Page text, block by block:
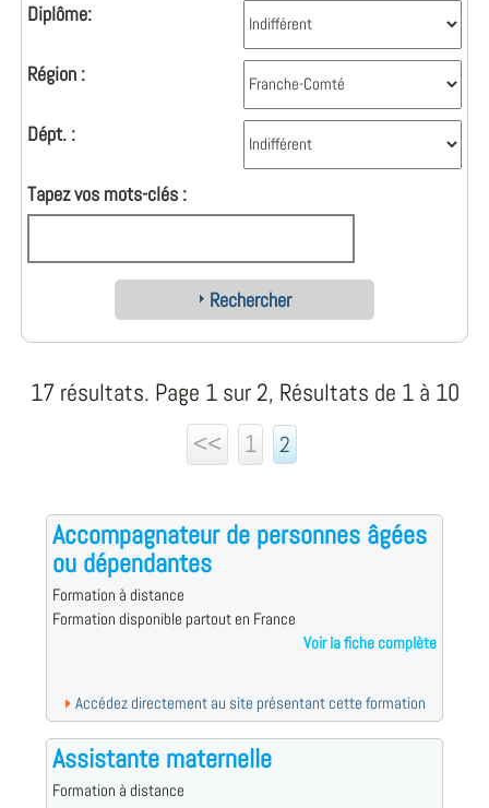
Diplôme:
Région :
Dépt. :
Tapez vos mots-clés :
Rechercher
17 résultats. Page 1 sur 2, Résultats de 1 à 10
<<
1 2
Accompagnateur de personnes âgées
ou dépendantes
Formation à distance
Formation disponible partout en France
Voir la fiche complète
Accédez directement au site présentant cette formation
Assistante maternelle
Formation à distance